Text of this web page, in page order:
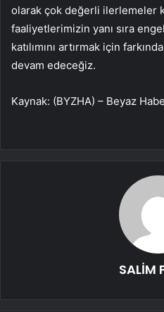
olarak çok değerli ilerlemeler
faaliyetlerimizin yanı sıra
katılımını artırmak için
devam edeceğiz.
Kaynak: (BYZHA) – Beyaz
SALİM